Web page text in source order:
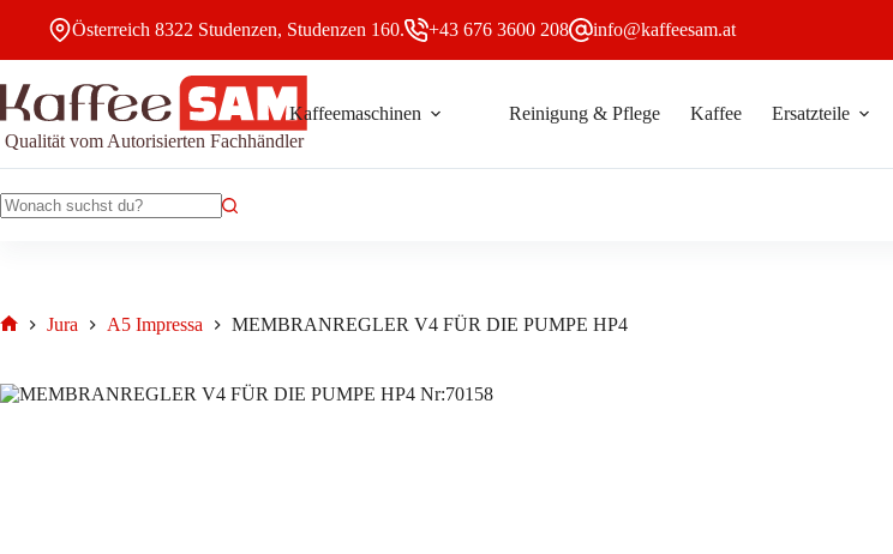
MEMBRANREGLER V4 FÜR DIE PUMPE HP4
9,80€
MEMBRANREGLER
Österreich 8322 Studenzen, Studenzen 160. +43 676 3600 208 info@kaffeesam.at
Qualität vom Autorisierten Fachhändler
Kaffeemaschinen Reinigung & Pflege Kaffee Ersatzteile
Jura A5 Impressa MEMBRANREGLER V4 FÜR DIE PUMPE HP4